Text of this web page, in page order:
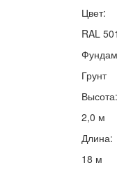
Цвет:
RAL
Грунт
Высота:
2,0 м
Длина:
18 м